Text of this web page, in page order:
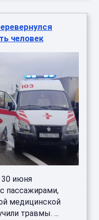
человек
30 июня
пассажирами,
медицинской
травмы. ...